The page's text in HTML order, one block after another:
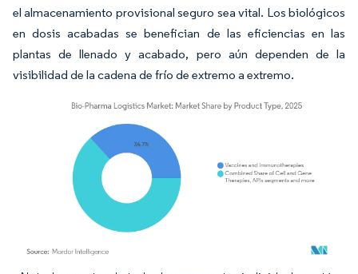
el almacenamiento provisional seguro sea vital. Los biológicos
en dosis acabadas se benefician de las eficiencias en las
plantas de llenado y acabado, pero aún dependen de la
visibilidad de la cadena de frío de extremo a extremo.